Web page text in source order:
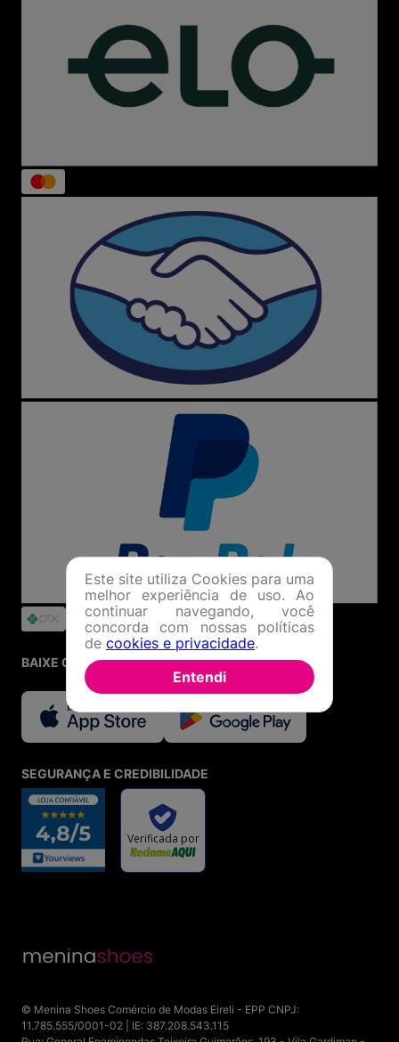
BAIXE O APP
SEGURANÇA E CREDIBILIDADE
© Menina Shoes Comércio de Modas Eireli - EPP CNPJ:
11.785.555/0001-02 | IE: 387.208.543.115
Este site utiliza Cookies para uma
melhor experiência de uso. Ao
continuar navegando, você
concorda com nossas políticas
de cookies e privacidade.
Entendi